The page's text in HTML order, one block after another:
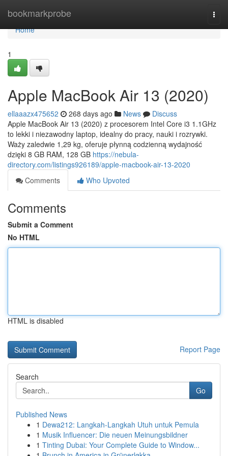
bookmarkprobe
Home
Home
1
Apple MacBook Air 13 (2020)
ellaaazx475652 268 days ago News
Discuss
Apple MacBook Air 13 (2020) z procesorem Intel Core i3 1.1GHz
to lekki i niezawodny laptop, idealny do pracy, nauki i rozrywki.
Waży zaledwie 1,29 kg, oferuje płynną codzienną wydajność
dzięki 8 GB RAM, 128 GB https://nebula-
directory.com/listings926189/apple-macbook-air-13-2020
Comments
Who Upvoted
Comments
Submit a Comment
No HTML
HTML is disabled
Report Page
Search
Go
Published News
1 Dewa212: Langkah-Langkah Utuh untuk Pemula
1 Musik Influencer: Die neuen Meinungsbildner
1 Tinting Dubai: Your Complete Guide to Window...